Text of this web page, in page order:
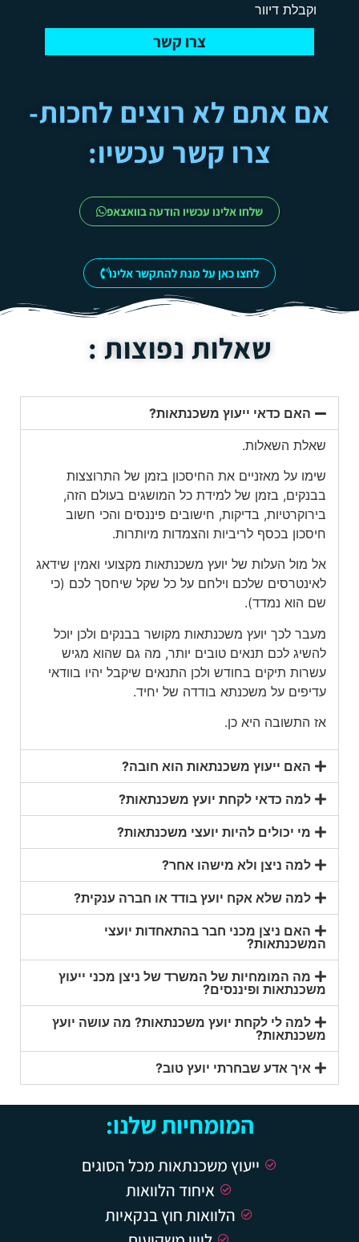
וקבלת דיוור
צרו קשר
אם אתם לא רוצים לחכות-
צרו קשר עכשיו:
שלחו אלינו עכשיו הודעה בוואצאפ
לחצו כאן על מנת להתקשר אלינו
שאלות נפוצות :
האם כדאי ייעוץ משכנתאות?
שאלת השאלות.
שימו על מאזניים את החיסכון בזמן של התרוצצות
בבנקים, בזמן של למידת כל המושגים בעולם הזה,
בירוקרטיות, בדיקות, חישובים פיננסים והכי חשוב
חיסכון בכסף לריביות והצמדות מיותרות.
אל מול העלות של יועץ משכנתאות מקצועי ואמין שידאג
לאינטרסים שלכם וילחם על כל שקל שיחסך לכם (כי
שם הוא נמדד).
מעבר לכך יועץ משכנתאות מקושר בבנקים ולכן יוכל
להשיג לכם תנאים טובים יותר, מה גם שהוא מגיש
עשרות תיקים בחודש ולכן התנאים שיקבל יהיו בוודאי
עדיפים על משכנתא בודדה של יחיד.
אז התשובה היא כן.
האם ייעוץ משכנתאות הוא חובה?
למה כדאי לקחת יועץ משכנתאות?
מי יכולים להיות יועצי משכנתאות?
למה ניצן ולא מישהו אחר?
למה שלא אקח יועץ בודד או חברה ענקית?
האם ניצן מכני חבר בהתאחדות יועצי
המשכנתאות?
מה המומחיות של המשרד של ניצן מכני ייעוץ
משכנתאות ופיננסים?
למה לי לקחת יועץ משכנתאות? מה עושה יועץ
משכנתאות?
איך אדע שבחרתי יועץ טוב?
המומחיות שלנו:
ייעוץ משכנתאות מכל הסוגים
איחוד הלוואות
הלוואות חוץ בנקאיות